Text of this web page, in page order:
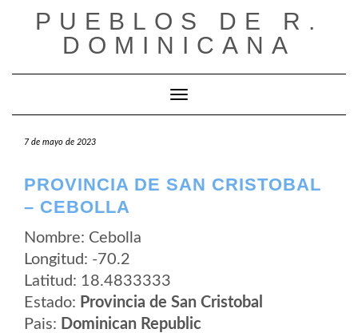
PUEBLOS DE R.
DOMINICANA
Cambiar modo de navegación
7 de mayo de 2023
PROVINCIA DE SAN CRISTOBAL
– CEBOLLA
Nombre: Cebolla
Longitud: -70.2
Latitud: 18.4833333
Estado: Provincia de San Cristobal
Pais: Dominican Republic